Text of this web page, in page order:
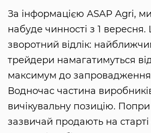
За інформацією ASAP Agri,
набуде чинності з 1 вересня.
зворотний відлік:
трейдери намагатимуться
максимум до
Водночас частина
вичікувальну позицію.
зазвичай продають на старті